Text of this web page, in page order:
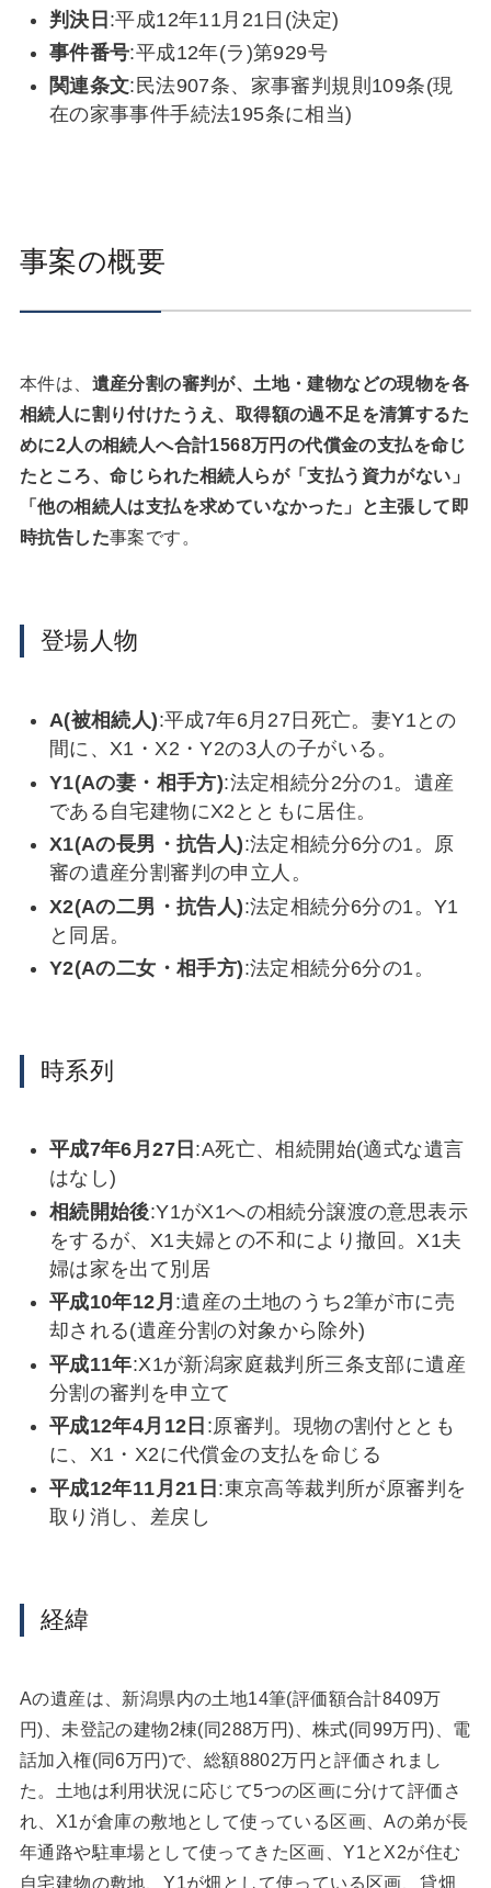
判決日 :平成12年11月21日(決定)
事件番号:平成12年(ラ)第929号
関連条文:民法907条、家事審判規則109条(現
在の家事事件手続法195条に相当)
事案の概要
本件は、 遺産分割の審判が、土地・建物などの現物を各
相続人に割り付けたうえ、取得額の過不足を清算するた
めに2人の相続人へ合計1568万円の代償金の支払を命じ
たところ、命じられた相続人らが「支払う資力がない」
「他の相続人は支払を求めていなかった」と主張して即
時抗告した事案です。
登場人物
A(被相続人):平成7年6月27日死亡。妻Y1との
間に、X1・X2・Y2の3人の子がいる。
Y1(Aの妻・相手方):法定相続分2分の1。遺産
である自宅建物にX2とともに居住。
X1(Aの長男・抗告人):法定相続分6分の1。原
審の遺産分割審判の申立人。
X2(Aの二男・抗告人):法定相続分6分の1。Y1
と同居。
Y2(Aの二女・相手方):法定相続分6分の1。
時系列
平成7年6月27日 :A死亡、相続開始(適式な遺言
はなし)
相続開始後:Y1がX1への相続分譲渡の意思表示
をするが、X1夫婦との不和により撤回。X1夫
婦は家を出て別居
平成10年12月 :遺産の土地のうち2筆が市に売
却される(遺産分割の対象から除外)
平成11年:X1が新潟家庭裁判所三条支部に遺産
分割の審判を申立て
平成12年4月12日 :原審判。現物の割付ととも
に、X1・X2に代償金の支払を命じる
平成12年11月21日 :東京高等裁判所が原審判を
取り消し、差戻し
経緯
Aの遺産は、新潟県内の土地14筆(評価額合計8409万
円)、未登記の建物2棟(同288万円)、株式(同99万円)、電
話加入権(同6万円)で、総額8802万円と評価されまし
た。土地は利用状況に応じて5つの区画に分けて評価さ
れ、X1が倉庫の敷地として使っている区画、Aの弟が長
年通路や駐車場として使ってきた区画、Y1とX2が住む
自宅建物の敷地、Y1が畑として使っている区画、貸畑